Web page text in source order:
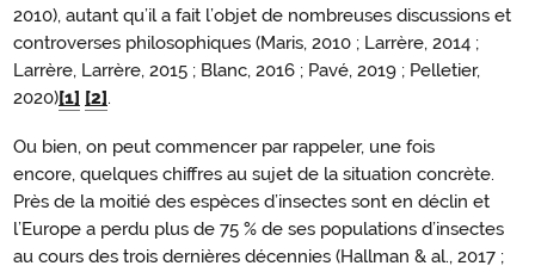
2010), autant qu’il a fait l’objet de nombreuses discussions et
controverses philosophiques (Maris, 2010 ; Larrère, 2014 ;
Larrère, Larrère, 2015 ; Blanc, 2016 ; Pavé, 2019 ; Pelletier,
2020)[1] [2].
Ou bien, on peut commencer par rappeler, une fois
encore, quelques chiffres au sujet de la situation concrète.
Près de la moitié des espèces d’insectes sont en déclin et
l’Europe a perdu plus de 75 % de ses populations d’insectes
au cours des trois dernières décennies (Hallman & al., 2017 ;